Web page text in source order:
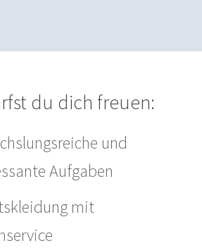
du dich freuen:
und
Aufgaben
mit